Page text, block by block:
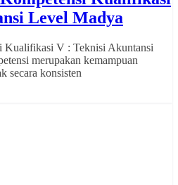
Level Madya
Kualifikasi V : Teknisi Akuntansi
merupakan kemampuan
secara konsisten